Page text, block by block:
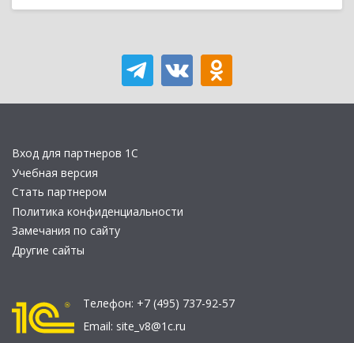
Вход для партнеров 1С
Учебная версия
Стать партнером
Политика конфиденциальности
Замечания по сайту
Другие сайты
Телефон: +7 (495) 737-92-57
Email: site_v8@1c.ru